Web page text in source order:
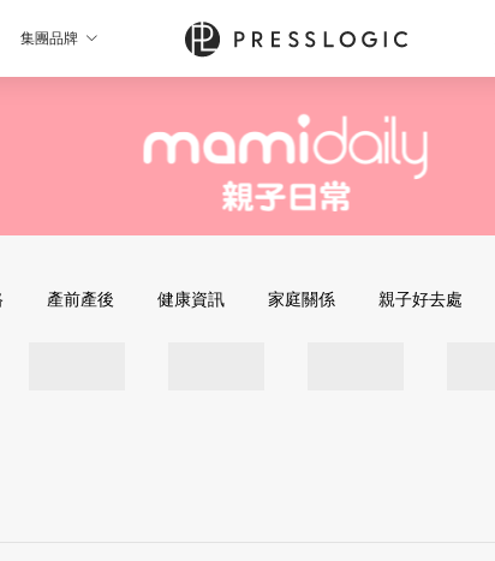
集團品牌
產前產後 健康資訊 家庭關係 親子好去處